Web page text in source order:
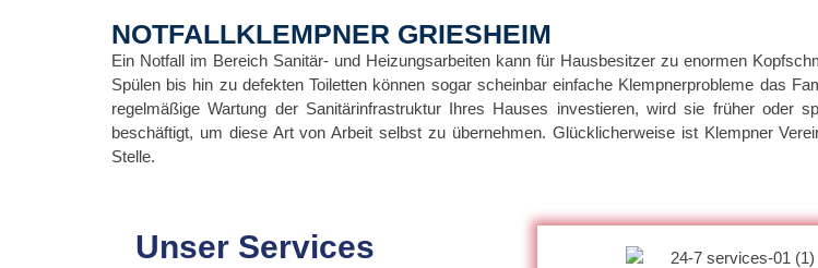
NOTFALLKLEMPNER GRIESHEIM
Ein Notfall im Bereich Sanitär- und Heizungsarbeiten kann für Hausbesitzer zu enormen
Spülen bis hin zu defekten Toiletten können sogar scheinbar einfache Klempnerprobleme das
regelmäßige Wartung der Sanitärinfrastruktur Ihres Hauses investieren, wird sie früher oder
beschäftigt, um diese Art von Arbeit selbst zu übernehmen. Glücklicherweise ist Klempner
Stelle.
Unser Services